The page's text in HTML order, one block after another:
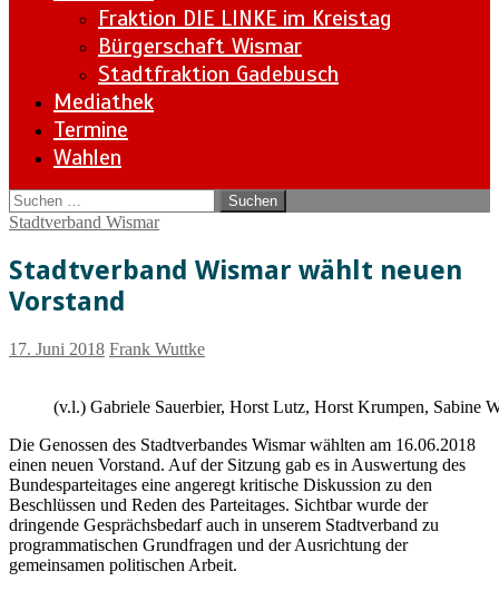
Fraktion DIE LINKE im Kreistag
Bürgerschaft Wismar
Stadtfraktion Gadebusch
Mediathek
Termine
Wahlen
Suchen
nach:
Stadtverband Wismar
Stadtverband Wismar wählt neuen
Vorstand
17. Juni 2018 Frank Wuttke
(v.l.) Gabriele Sauerbier, Horst Lutz, Horst Krumpen, Sabine
Die Genossen des Stadtverbandes Wismar wählten am 16.06.2018
einen neuen Vorstand. Auf der Sitzung gab es in Auswertung des
Bundesparteitages eine angeregt kritische Diskussion zu den
Beschlüssen und Reden des Parteitages. Sichtbar wurde der
dringende Gesprächsbedarf auch in unserem Stadtverband zu
programmatischen Grundfragen und der Ausrichtung der
gemeinsamen politischen Arbeit.